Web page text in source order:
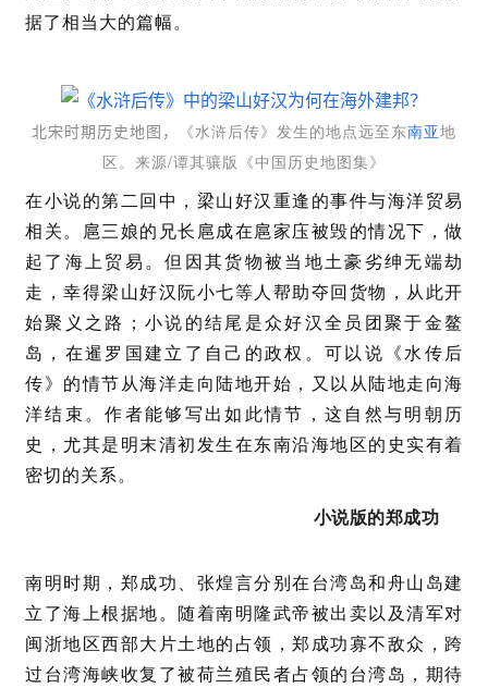
据了相当大的篇幅。
北宋时期历史地图， 《水浒后传》发生的地点远至东南亚地
区。来源/谭其骧版《中国历史地图集》
在小说的第二回中，梁山好汉重逢的事件与海洋贸易
相关。扈三娘的兄长扈成在扈家庒被毁的情况下，做
起了海上贸易。但因其货物被当地土豪劣绅无端劫
走，幸得梁山好汉阮小七等人帮助夺回货物，从此开
始聚义之路；小说的结尾是众好汉全员团聚于金鳌
岛，在暹罗国建立了自己的政权。可以说《水传后
传》的情节从海洋走向陆地开始，又以从陆地走向海
洋结束。作者能够写出如此情节，这自然与明朝历
史，尤其是明末清初发生在东南沿海地区的史实有着
密切的关系。
小说版的郑成功
南明时期，郑成功、张煌言分别在台湾岛和舟山岛建
立了海上根据地。随着南明隆武帝被出卖以及清军对
闽浙地区西部大片土地的占领，郑成功寡不敌众，跨
过台湾海峡收复了被荷兰殖民者占领的台湾岛，期待